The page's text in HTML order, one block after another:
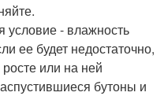
- влажность
ее будет недостаточно,
или на ней
бутоны и